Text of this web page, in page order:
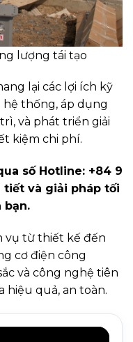
lượng tái tạo
lại các lợi ích kỹ
thống, áp dụng
và phát triển giải
kiệm chi phí.
số Hotline: +84 9
tiết và giải pháp tối
bạn.
vụ từ thiết kế đến
cơ điện công
và công nghệ tiên
hiệu quả, an toàn.